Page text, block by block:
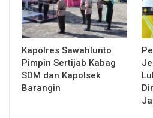
Kapolres Sawahlunto
Pimpin Sertijab Kabag
SDM dan Kapolsek
Barangin